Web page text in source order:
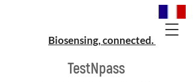
Biosensing, connected.
TestNpass